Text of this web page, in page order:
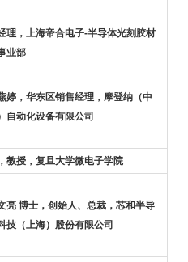
理，上海帝合电子-半导体光刻胶材
业部
婷，华东区销售经理，摩登纳（中
自动化设备有限公司
授，复旦大学微电子学院
亮 博士，创始人、总裁，芯和半导
技（上海）股份有限公司